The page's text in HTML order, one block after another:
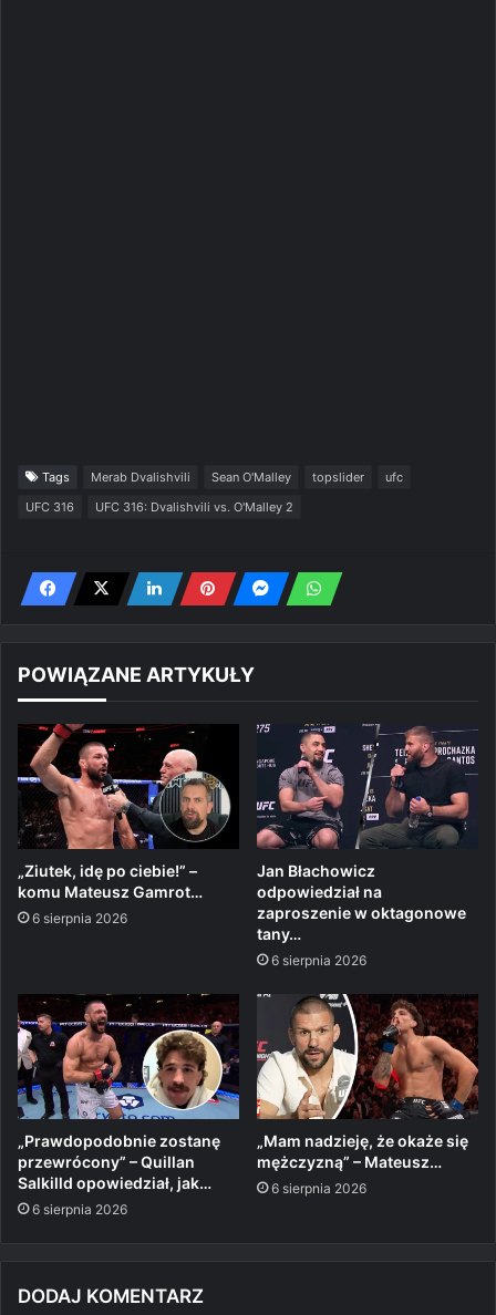
Tags Merab Dvalishvili Sean O'Malley topslider
ufc
UFC 316
UFC 316: Dvalishvili vs. O'Malley 2
POWIĄZANE ARTYKUŁY
„Ziutek, idę po ciebie!” –
komu Mateusz Gamrot…
6 sierpnia 2026
Jan Błachowicz
odpowiedział na
zaproszenie w oktagonowe
tany…
6 sierpnia 2026
„Prawdopodobnie zostanę
przewrócony” – Quillan
Salkilld opowiedział, jak…
6 sierpnia 2026
„Mam nadzieję, że okaże się
mężczyzną” – Mateusz…
6 sierpnia 2026
DODAJ KOMENTARZ